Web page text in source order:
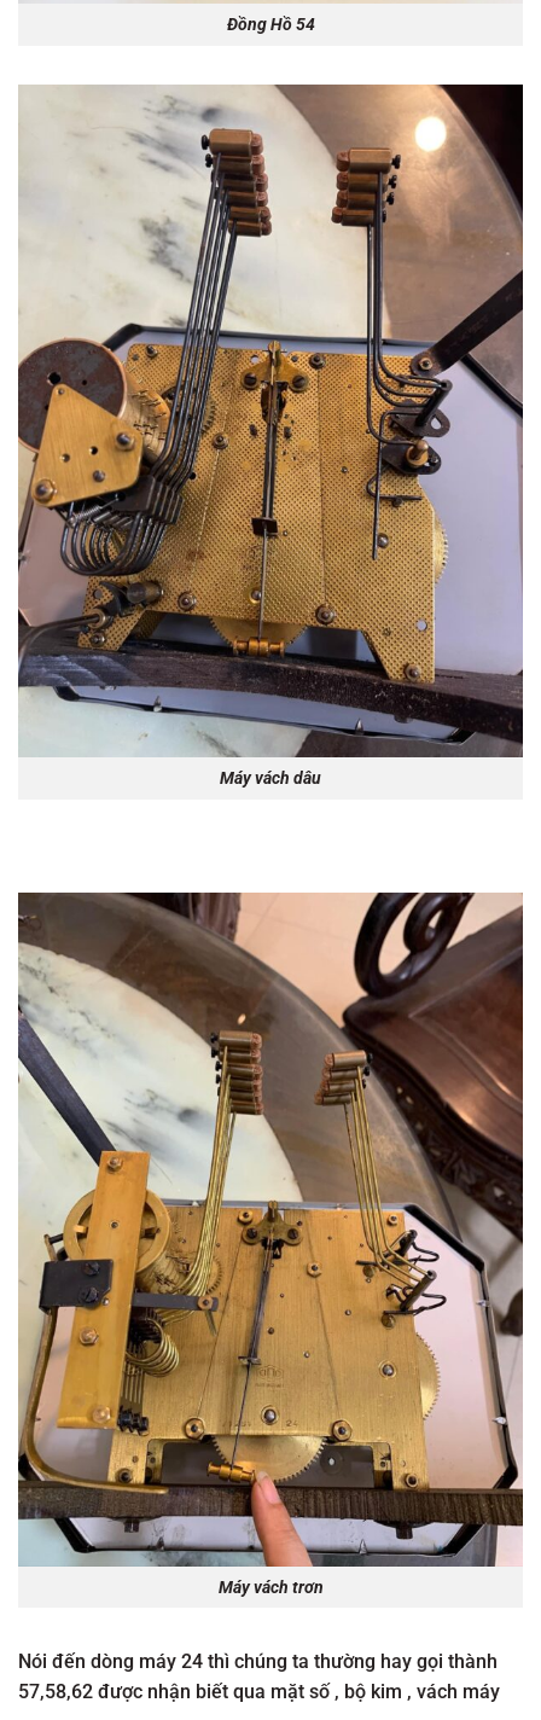
Đồng Hồ 54
Máy vách dâu
Máy vách trơn
Nói đến dòng máy 24 thì chúng ta thường hay gọi thành
57,58,62 được nhận biết qua mặt số , bộ kim , vách máy